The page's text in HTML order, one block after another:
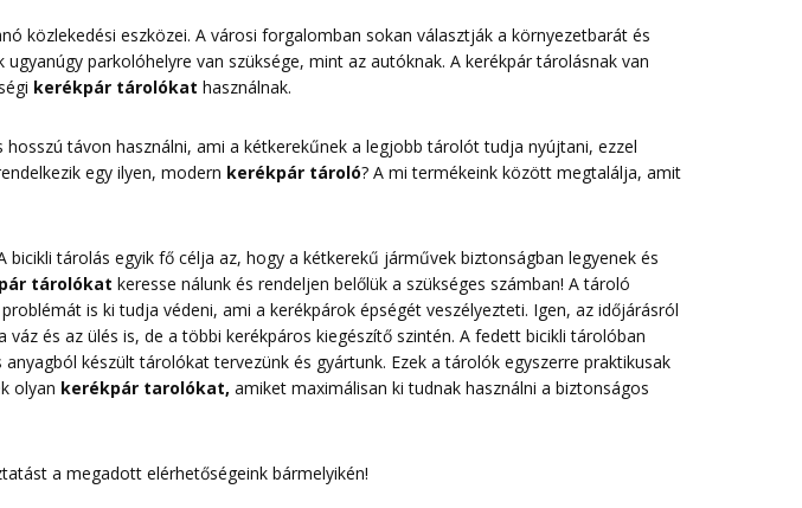
közlekedési eszközei. A városi forgalomban sokan választják a környezetbarát és
parkolóhelyre van szüksége, mint az autóknak. A kerékpár tárolásnak van
kerékpár tárolókat használnak.
hosszú távon használni, ami a kétkerekűnek a legjobb tárolót tudja nyújtani, ezzel
egy ilyen, modern kerékpár tároló? A mi termékeink között megtalálja, amit
bicikli tárolás egyik fő célja az, hogy a kétkerekű járművek biztonságban legyenek és
tárolókat keresse nálunk és rendeljen belőlük a szükséges számban! A tároló
is ki tudja védeni, ami a kerékpárok épségét veszélyezteti. Igen, az időjárásról
és az ülés is, de a többi kerékpáros kiegészítő szintén. A fedett bicikli tárolóban
készült tárolókat tervezünk és gyártunk. Ezek a tárolók egyszerre praktikusak
olyan kerékpár tarolókat, amiket maximálisan ki tudnak használni a biztonságos
a megadott elérhetőségeink bármelyikén!